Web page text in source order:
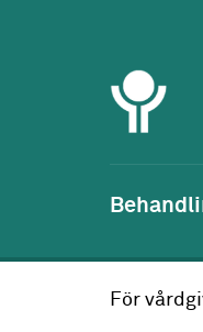
För